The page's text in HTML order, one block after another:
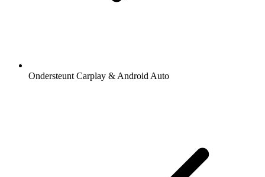
Ondersteunt Carplay & Android Auto